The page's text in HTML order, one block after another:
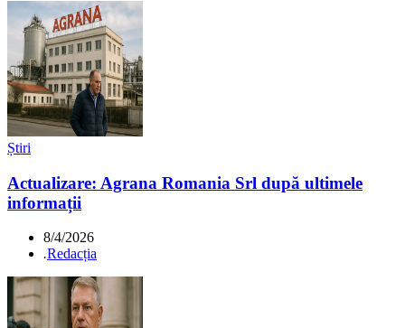
Știri
Actualizare: Agrana Romania Srl după ultimele
informații
8/4/2026
.Redacția